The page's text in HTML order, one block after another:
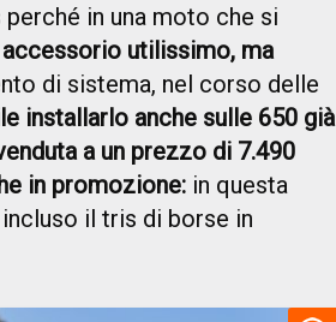
in una moto che si
accessorio utilissimo, ma
di sistema, nel corso delle
installarlo anche sulle 650 già
a un prezzo di 7.490
in promozione: in questa
il tris di borse in